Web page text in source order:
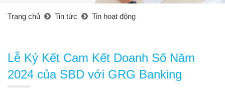
Trang chủ Tin tức Tin hoạt động
Lễ Ký Kết Cam Kết Doanh Số Năm
2024 của SBD với GRG Banking